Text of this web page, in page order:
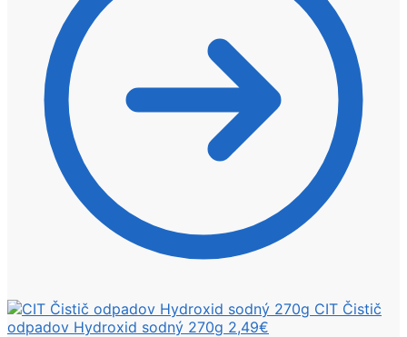
CIT Čistič
odpadov Hydroxid sodný 270g 2,49€